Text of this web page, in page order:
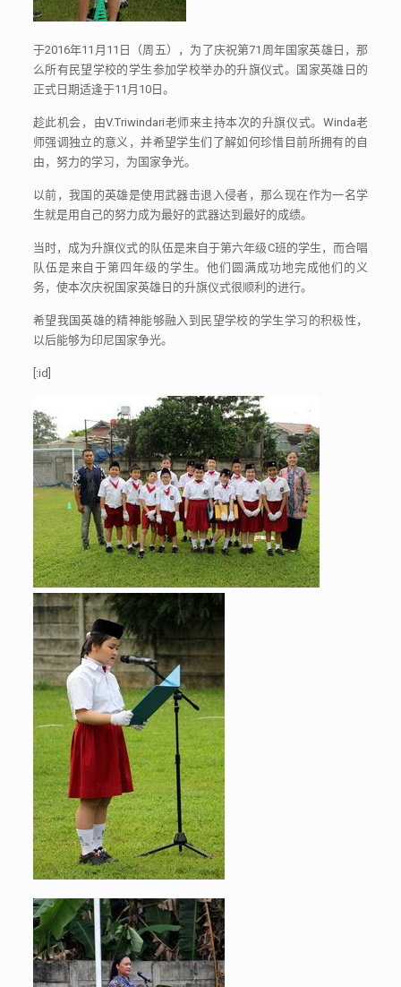
于2016年11 月 11 日（周五），为了庆祝第71 周年国家英雄日，那
么所有民望学校的学生参加学校举办的升旗仪式。国家英雄日的
正式日期适逢于11 月 10日。
趁此机会，由V.Triwindari老师来主持本次的升旗仪式。 Winda老
师强调独立的意义，并希望学生们了解如何珍惜目前所拥有的自
由，努力的学习，为国家争光。
以前，我国的英雄是使用武器击退入侵者，那么现在作为一名学
生就是用自己的努力成为最好的武器达到最好的成绩。
当时，成为升旗仪式的队伍是来自于第六年级C班的学生，而合唱
队伍是来自于第四年级的学生。他们圆满成功地完成他们的义
务，使本次庆祝国家英雄日的升旗仪式很顺利的进行。
希望我国英雄的精神能够融入到民望学校的学生学习的积极性，
以后能够为印尼国家争光。
[:id]